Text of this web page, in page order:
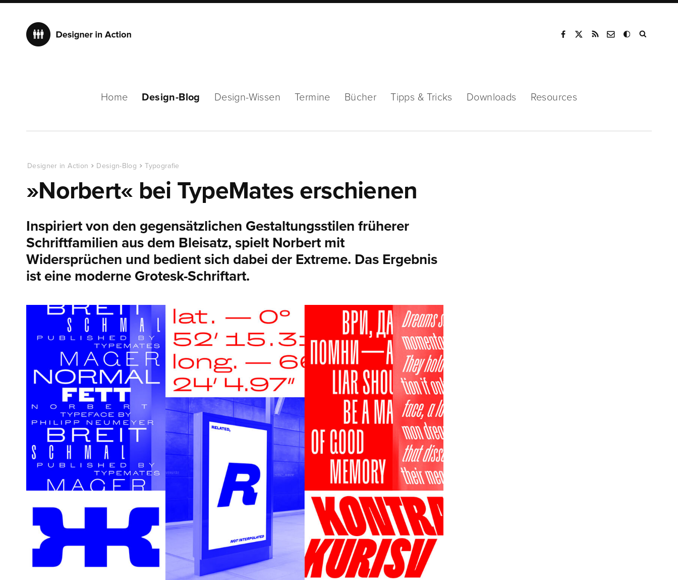
Home Design-Blog Design-Wissen Termine Bücher Tipps & Tricks Downloads Resources
Designer in Action Design-Blog Typografie
»Norbert« bei TypeMates erschienen
Inspiriert von den gegensätzlichen Gestaltungsstilen früherer
Schriftfamilien aus dem Bleisatz, spielt Norbert mit
Widersprüchen und bedient sich dabei der Extreme. Das Ergebnis
ist eine moderne Grotesk-Schriftart.